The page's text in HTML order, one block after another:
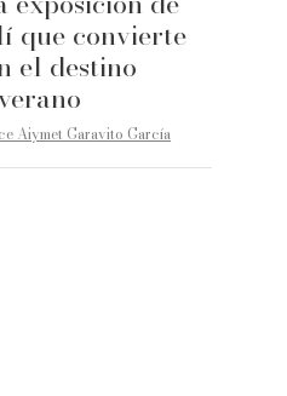
que convierte
el destino
Aiymet Garavito García